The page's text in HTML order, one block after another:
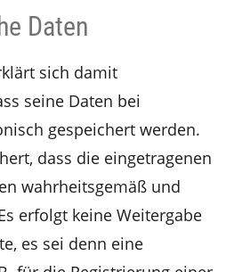
Daten
sich damit
seine Daten bei
gespeichert werden.
dass die eingetragenen
wahrheitsgemäß und
erfolgt keine Weitergabe
es sei denn eine